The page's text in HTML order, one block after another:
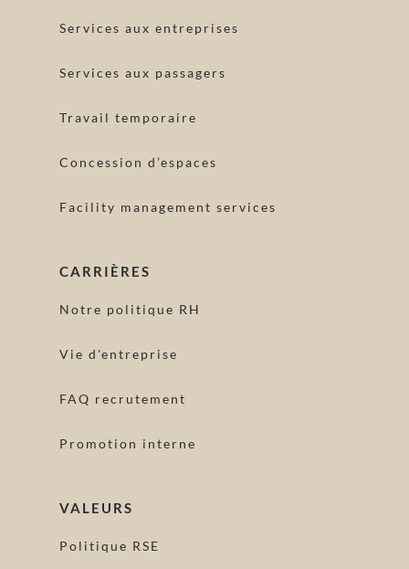
Services aux entreprises
Services aux passagers
Travail temporaire
Concession d’espaces
Facility management services
CARRIÈRES
Notre politique RH
Vie d'entreprise
FAQ recrutement
Promotion interne
VALEURS
Politique RSE